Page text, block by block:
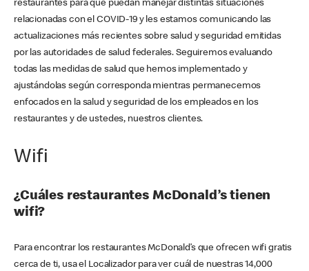
restaurantes para que puedan manejar distintas situaciones
relacionadas con el COVID-19 y les estamos comunicando las
actualizaciones más recientes sobre salud y seguridad emitidas
por las autoridades de salud federales. Seguiremos evaluando
todas las medidas de salud que hemos implementado y
ajustándolas según corresponda mientras permanecemos
enfocados en la salud y seguridad de los empleados en los
restaurantes y de ustedes, nuestros clientes.
Wifi
¿Cuáles restaurantes McDonald’s tienen
wifi?
Para encontrar los restaurantes McDonald’s que ofrecen wifi gratis
cerca de ti, usa el Localizador para ver cuál de nuestras 14,000